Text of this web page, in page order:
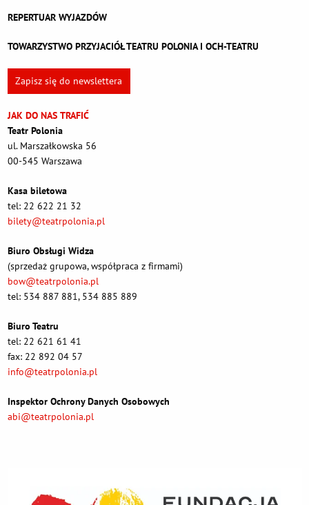
REPERTUAR WYJAZDÓW
TOWARZYSTWO PRZYJACIÓŁ TEATRU POLONIA I OCH-TEATRU
Zapisz się do newslettera
JAK DO NAS TRAFIĆ
Teatr Polonia
ul. Marszałkowska 56
00-545 Warszawa
Kasa biletowa
tel: 22 622 21 32
bilety@teatrpolonia.pl
Biuro Obsługi Widza
(sprzedaż grupowa, współpraca z firmami)
bow@teatrpolonia.pl
tel: 534 887 881, 534 885 889
Biuro Teatru
tel: 22 621 61 41
fax: 22 892 04 57
info@teatrpolonia.pl
Inspektor Ochrony Danych Osobowych
abi@teatrpolonia.pl